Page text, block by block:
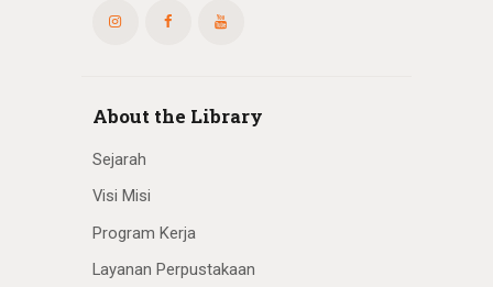
About the Library
Sejarah
Visi Misi
Program Kerja
Layanan Perpustakaan